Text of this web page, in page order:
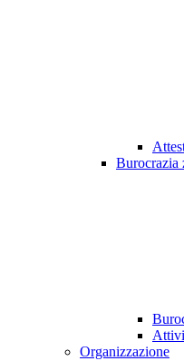
Burocrazia
Organizzazione